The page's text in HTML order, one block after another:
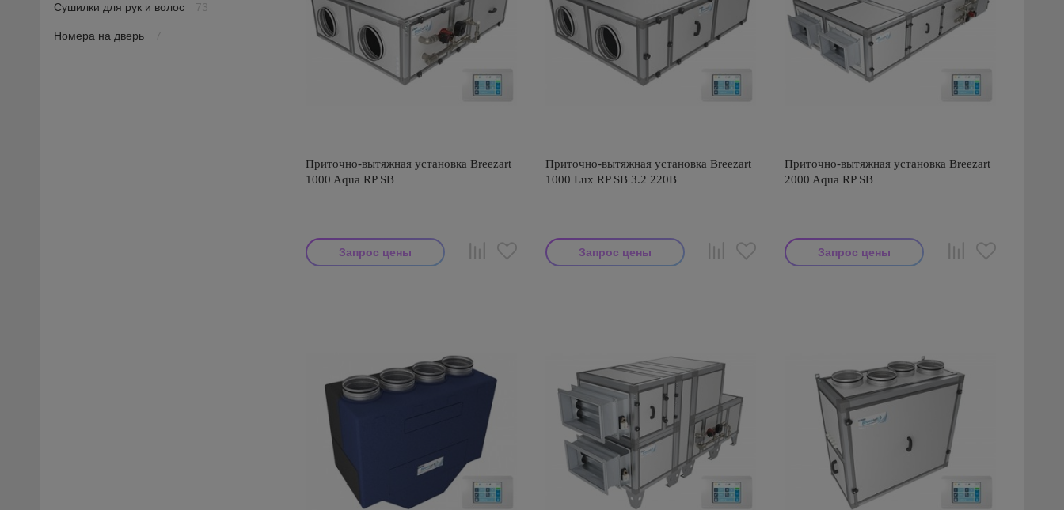
Приточно-вытяжная установка Breezart
1000 Aqua RP SB
Запрос цены
Приточно-вытяжная установка Breezart
1000 Lux RP SB 3.2 220В
Запрос цены
Приточно-вытяжная установка Breezart
2000 Aqua RP SB
Запрос цены
Сушилки для рук и волос 73
Номера на дверь 7